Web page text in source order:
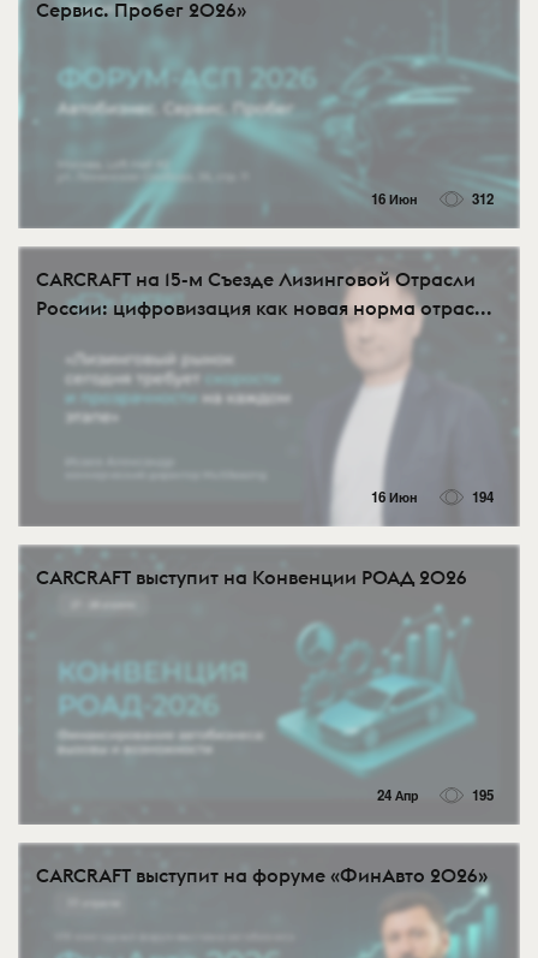
Сервис. Пробег 2026»
16 Июн 312
CARCRAFT на 15-м Съезде Лизинговой Отрасли
России: цифровизация как новая норма отрас...
16 Июн 194
CARCRAFT выступит на Конвенции РОАД 2026
24 Апр 195
CARCRAFT выступит на форуме «ФинАвто 2026»